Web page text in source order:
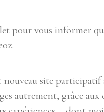
pour vous informer
site participatif
autrement, grâce